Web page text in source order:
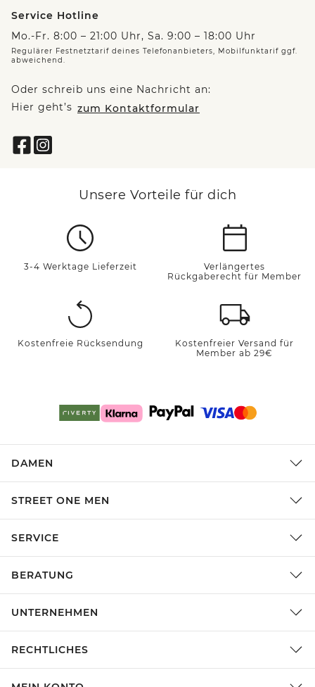
Service Hotline
Mo.-Fr. 8:00 – 21:00 Uhr, Sa. 9:00 – 18:00 Uhr
Regulärer Festnetztarif deines Telefonanbieters, Mobilfunktarif ggf.
abweichend.
Oder schreib uns eine Nachricht an:
Hier geht’s zum Kontaktformular
Unsere Vorteile für dich
3-4 Werktage Lieferzeit
Verlängertes
Rückgaberecht für Member
Kostenfreie Rücksendung
Kostenfreier Versand für
Member ab 29€
DAMEN
STREET ONE MEN
SERVICE
BERATUNG
UNTERNEHMEN
RECHTLICHES